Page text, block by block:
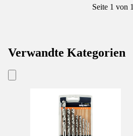
Seite 1 von 1
Verwandte Kategorien